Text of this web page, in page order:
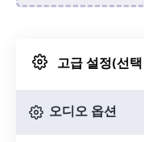
고급 설정(선
오디오 옵션